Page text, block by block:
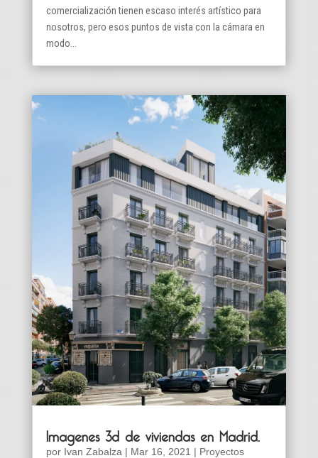
comercialización tienen escaso interés artístico para
nosotros, pero esos puntos de vista con la cámara en
modo...
Imagenes 3d de viviendas en Madrid.
por Ivan Zabalza | Mar 16, 2021 | Proyectos